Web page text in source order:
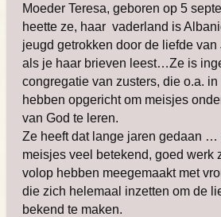
Moeder Teresa, geboren op 5
heette ze, haar vaderland is
jeugd getrokken door de liefde
als je haar brieven leest…Ze is
congregatie van zusters, die o.a.
hebben opgericht om meisjes
van God te leren.
Ze heeft dat lange jaren gedaan …
meisjes veel betekend, goed werk
volop hebben meegemaakt met
die zich helemaal inzetten om de
bekend te maken.